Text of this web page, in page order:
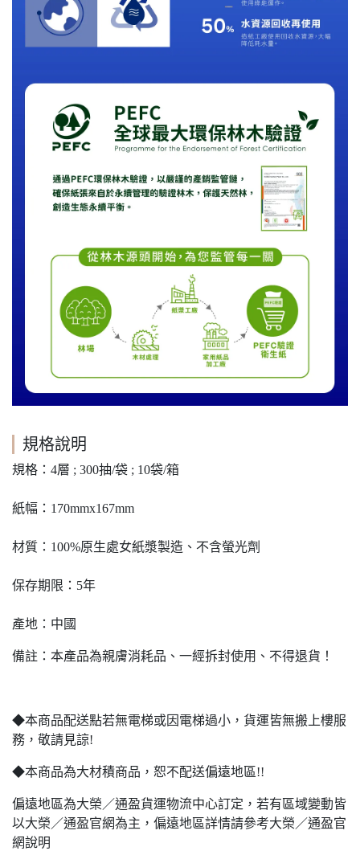
規格說明
規格：4層 ; 300抽/袋 ; 10袋/箱
紙幅：170mmx167mm
材質：100%原生處女紙漿製造、不含螢光劑
保存期限：5年
產地：中國
備註：本產品為親膚消耗品、一經拆封使用、不得退貨！
◆本商品配送點若無電梯或因電梯過小，貨運皆無搬上樓服
務，敬請見諒!
◆本商品為大材積商品，恕不配送偏遠地區!!
偏遠地區為大榮／通盈貨運物流中心訂定，若有區域變動皆
以大榮／通盈官網為主，偏遠地區詳情請參考大榮／通盈官
網說明